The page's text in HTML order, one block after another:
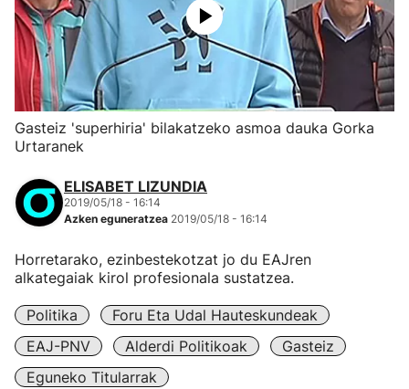
Gasteiz 'superhiria' bilakatzeko asmoa dauka Gorka
Urtaranek
ELISABET LIZUNDIA
2019/05/18 - 16:14
Azken eguneratzea 2019/05/18 - 16:14
Horretarako, ezinbestekotzat jo du EAJren
alkategaiak kirol profesionala sustatzea.
Politika
Foru Eta Udal Hauteskundeak
EAJ-PNV
Alderdi Politikoak
Gasteiz
Eguneko Titularrak